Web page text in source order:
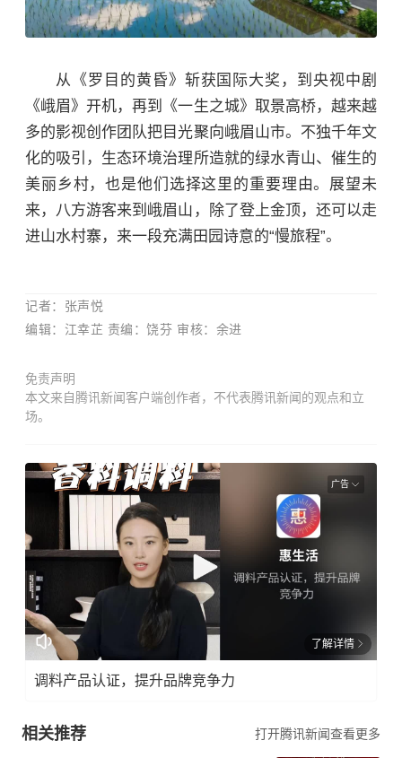
从《罗目的黄昏》斩获国际大奖，到央视中剧
《峨眉》开机，再到《一生之城》取景高桥，越来越
多的影视创作团队把目光聚向峨眉山市。不独千年文
化的吸引，生态环境治理所造就的绿水青山、催生的
美丽乡村，也是他们选择这里的重要理由。展望未
来，八方游客来到峨眉山，除了登上金顶，还可以走
进山水村寨，来一段充满田园诗意的“慢旅程”。
记者：张声悦
编辑：江幸芷 责编：饶芬 审核：余进
免责声明
本文来自腾讯新闻客户端创作者，不代表腾讯新闻的观点和立
场。
广告
了解详情
调料产品认证，提升品牌竞争力
相关推荐 打开腾讯新闻查看更多